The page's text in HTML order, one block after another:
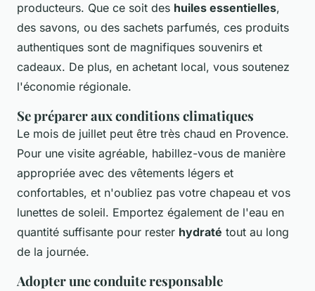
producteurs. Que ce soit des huiles essentielles,
des savons, ou des sachets parfumés, ces produits
authentiques sont de magnifiques souvenirs et
cadeaux. De plus, en achetant local, vous soutenez
l'économie régionale.
Se préparer aux conditions climatiques
Le mois de juillet peut être très chaud en Provence.
Pour une visite agréable, habillez-vous de manière
appropriée avec des vêtements légers et
confortables, et n'oubliez pas votre chapeau et vos
lunettes de soleil. Emportez également de l'eau en
quantité suffisante pour rester hydraté tout au long
de la journée.
Adopter une conduite responsable